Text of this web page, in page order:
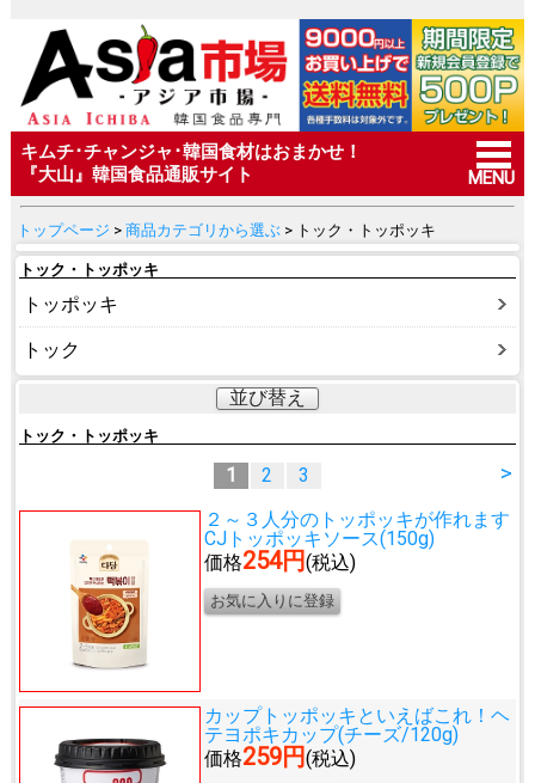
キムチ･チャンジャ･韓国食材はおまかせ！
『大山』韓国食品通販サイト
MENU
トップページ > 商品カテゴリから選ぶ> トック・トッポッキ
トック・トッポッキ
トッポッキ
トック
並び替え
トック・トッポッキ
>
1 2
3
２～３人分のトッポッキが作れます
CJトッポッキソース(150g)
価格254円(税込)
カップトッポッキといえばこれ！ ヘ
テヨポキカップ(チーズ/120g)
価格259円(税込)